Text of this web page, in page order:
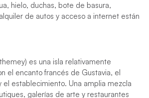
hielo, duchas, bote de basura,
de autos y acceso a internet están
es una isla relativamente
el encanto francés de Gustavia, el
el establecimiento. Una amplia mezcla
galerías de arte y restaurantes